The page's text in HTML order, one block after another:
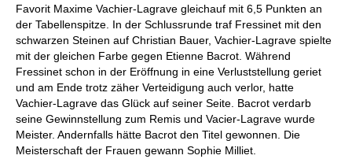
Favorit Maxime Vachier-Lagrave gleichauf mit 6,5 Punkten an
der Tabellenspitze. In der Schlussrunde traf Fressinet mit den
schwarzen Steinen auf Christian Bauer, Vachier-Lagrave spielte
mit der gleichen Farbe gegen Etienne Bacrot. Während
Fressinet schon in der Eröffnung in eine Verluststellung geriet
und am Ende trotz zäher Verteidigung auch verlor, hatte
Vachier-Lagrave das Glück auf seiner Seite. Bacrot verdarb
seine Gewinnstellung zum Remis und Vacier-Lagrave wurde
Meister. Andernfalls hätte Bacrot den Titel gewonnen. Die
Meisterschaft der Frauen gewann Sophie Milliet.